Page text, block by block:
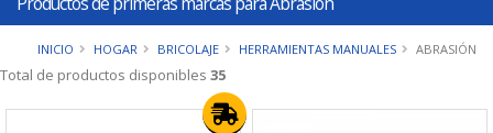
INICIO HOGAR BRICOLAJE HERRAMIENTAS MANUALES ABRASIÓN
Total de productos disponibles 35